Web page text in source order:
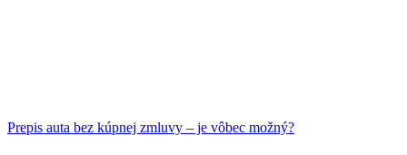
Prepis auta bez kúpnej zmluvy – je vôbec možný?